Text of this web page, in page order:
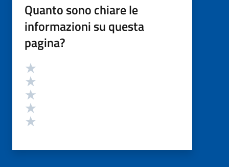
Quanto sono chiare le
informazioni su questa
pagina?
Valutazione